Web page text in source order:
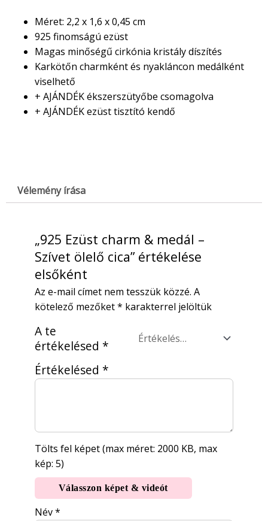
Méret: 2,2 x 1,6 x 0,45 cm
925 finomságú ezüst
Magas minőségű cirkónia kristály díszítés
Karkötőn charmként és nyakláncon medálként
viselhető
+ AJÁNDÉK ékszerszütyőbe csomagolva
+ AJÁNDÉK ezüst tisztító kendő
Vélemény írása
„925 Ezüst charm & medál –
Szívet ölelő cica” értékelése
elsőként
Az e-mail címet nem tesszük közzé. A
kötelező mezőket* karakterrel jelöltük
A te
értékelésed *
Értékelésed *
Tölts fel képet (max méret: 2000 KB, max
kép: 5)
Válasszon képet & videót
Név*